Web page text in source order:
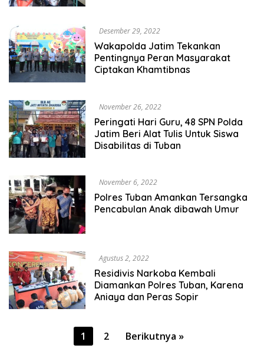
Desember 29, 2022
Wakapolda Jatim Tekankan
Pentingnya Peran Masyarakat
Ciptakan Khamtibnas
November 26, 2022
Peringati Hari Guru, 48 SPN Polda
Jatim Beri Alat Tulis Untuk Siswa
Disabilitas di Tuban
November 6, 2022
Polres Tuban Amankan Tersangka
Pencabulan Anak dibawah Umur
Agustus 2, 2022
Residivis Narkoba Kembali
Diamankan Polres Tuban, Karena
Aniaya dan Peras Sopir
1 2 Berikutnya »